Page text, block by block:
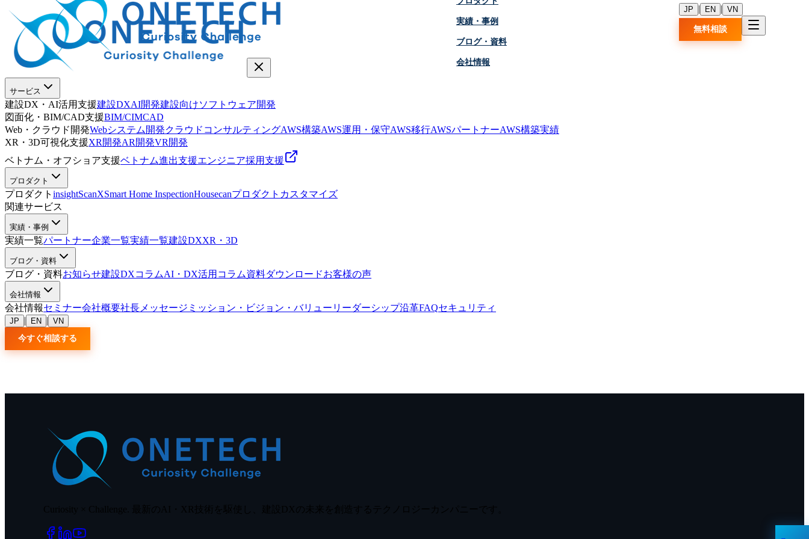
実績・事例
ブログ・資料
会社情報
JP | EN | VN
無料相談
サービス
建設DX・AI活用支援建設DXAI開発建設向けソフトウェア開発
図面化・BIM/CAD支援BIM/CIMCAD
Web・クラウド開発Webシステム開発クラウドコンサルティングAWS構築AWS運用・保守AWS移行AWSパートナーAWS構築実績
XR・3D可視化支援XR開発AR開発VR開発
ベトナム・オフショア支援ベトナム進出支援エンジニア採用支援
プロダクト
プロダクト insightScanXSmart Home InspectionHousecanプロダクトカスタマイズ
関連サービス
実績・事例
実績一覧パートナー企業一覧実績一覧建設DXXR・3D
ブログ・資料
ブログ・資料お知らせ建設DXコラムAI・DX活用コラム資料ダウンロードお客様の声
会社情報
会社情報セミナー会社概要社長メッセージ ミッション・ビジョン・バリュー リーダーシップ沿革FAQセキュリティ
JP | EN | VN
今すぐ相談する